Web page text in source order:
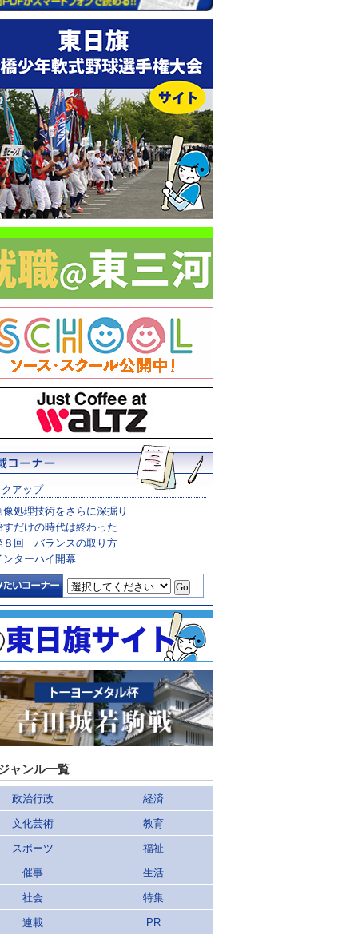
アップ
像処理技術をさらに深掘り
すだけの時代は終わった
８回 バランスの取り方
ンターハイ開幕
ャンル一覧
政治行政 経済
文化芸術 教育
スポーツ 福祉
催事 生活
社会 特集
連載 PR